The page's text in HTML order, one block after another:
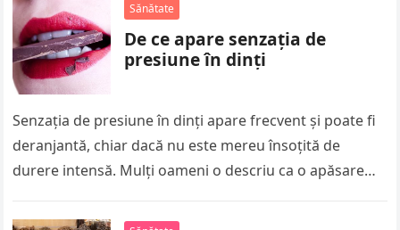
Sănătate
De ce apare senzația de
presiune în dinți
Senzația de presiune în dinți apare frecvent și poate fi
deranjantă, chiar dacă nu este mereu însoțită de
durere intensă. Mulți oameni o descriu ca o apăsare…